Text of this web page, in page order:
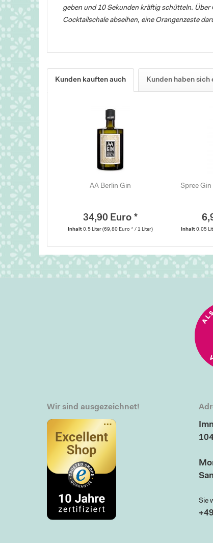
geben und 10 Sekunden kräftig schütteln.
Cocktailschale abseihen, eine Orangenzeste
Kunden kauften auch Kunden haben
AA Berlin Gin
34,90 Euro *
Inhalt0.5 Liter(69,80 Euro * / 1 Liter)
Spree
Inhalt 0.05
Wir sind ausgezeichnet!
Sie